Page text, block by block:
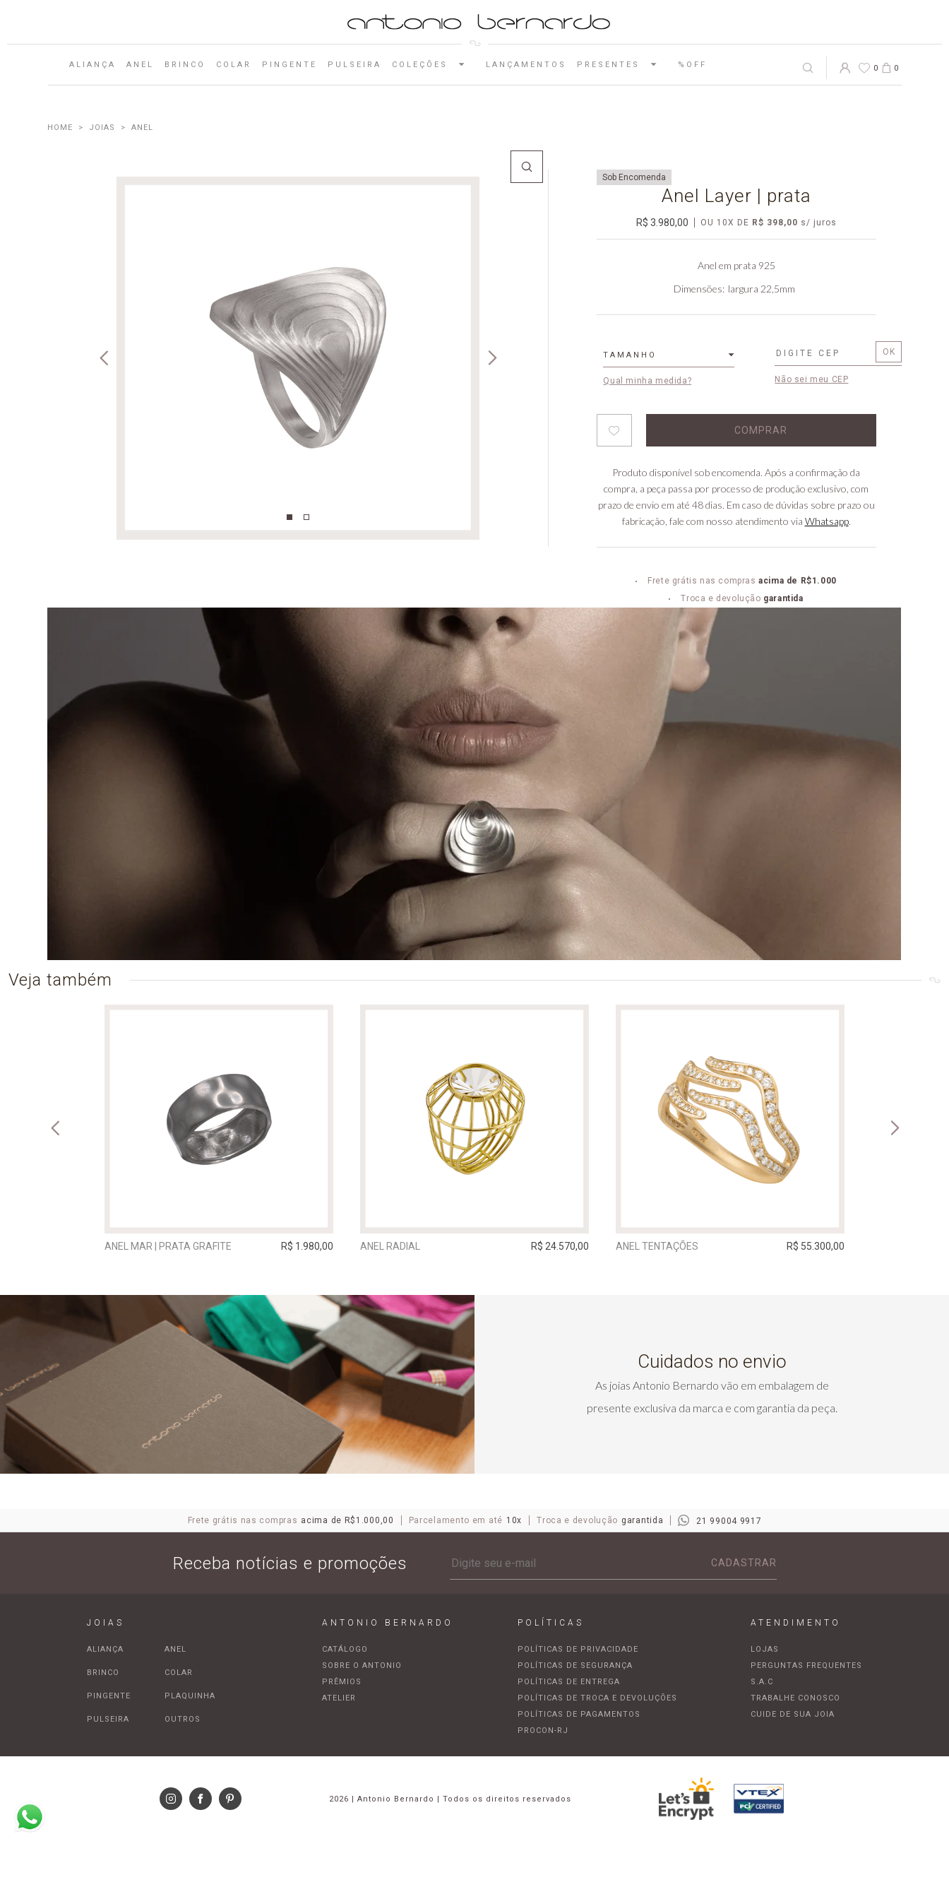
ALIANÇA ANEL BRINCO COLAR PINGENTE PULSEIRA COLEÇÕES LANÇAMENTOS PRESENTES %OFF 0 0
JOIAS ANEL
Sob Encomenda
Anel Layer | prata
R$ 3.980,00 OU 10X DE R$ 398,00
Anel em prata 925
Dimensões largura 22,5mm
TAMANHO
Qual minha medida? Não sei meu CEP
COMPRAR
Produto disponível sob encomenda. Após a confirmação da
compra, a peça passa por processo de produção exclusivo, com
prazo de envio em até 48 dias. Em caso de dúvidas sobre prazo ou
fabricação, fale com nosso atendimento via Whatsapp.
Frete grátis nas compras acima de R$1.000
Troca e devolução garantida
Veja também
ANEL MAR | PRATA GRAFITE R$ 1.980,00 ANEL RADIAL R$ 24.570,00 ANEL TENTAÇÕES R$ 55.300,00
Cuidados no envio
As joias Antonio Bernardo vão em embalagem de
presente exclusiva da marca e com garantia da peça.
Frete grátis nas compras acima de R$1.000,00 Parcelamento em até 10x Troca e devolução garantida 21 99004 9917
Receba notícias e promoções CADASTRAR
JOIAS
ALIANÇA ANEL
BRINCO COLAR
PINGENTE PLAQUINHA
PULSEIRA OUTROS
ANTONIO BERNARDO
CATÁLOGO
SOBRE O ANTONIO
PRÊMIOS
ATELIER
POLÍTICAS
POLÍTICAS DE PRIVACIDADE
POLÍTICAS DE SEGURANÇA
POLÍTICAS DE ENTREGA
POLÍTICAS DE TROCA E DEVOLUÇÕES
POLÍTICAS DE PAGAMENTOS
PROCON-RJ
ATENDIMENTO
LOJAS
PERGUNTAS FREQUENTES
S.A.C
TRABALHE CONOSCO
CUIDE DE SUA JOIA
2026 | Antonio Bernardo | Todos os direitos reservados